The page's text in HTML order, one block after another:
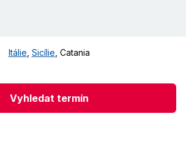
Itálie Sicílie Catania
Vyhledat termín